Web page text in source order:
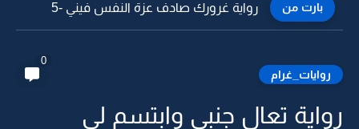
بارت من رواية غرورك صادف عزة النفس فيني -4
روايات_غرام
0
رواية تعال جنبي وابتسم لي